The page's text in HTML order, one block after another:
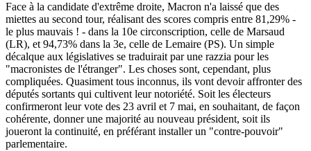
Face à la candidate d'extrême droite, Macron n'a laissé que des
miettes au second tour, réalisant des scores compris entre 81,29% -
le plus mauvais ! - dans la 10e circonscription, celle de Marsaud
(LR), et 94,73% dans la 3e, celle de Lemaire (PS). Un simple
décalque aux législatives se traduirait par une razzia pour les
"macronistes de l'étranger". Les choses sont, cependant, plus
compliquées. Quasiment tous inconnus, ils vont devoir affronter des
députés sortants qui cultivent leur notoriété. Soit les électeurs
confirmeront leur vote des 23 avril et 7 mai, en souhaitant, de façon
cohérente, donner une majorité au nouveau président, soit ils
joueront la continuité, en préférant installer un "contre-pouvoir"
parlementaire.